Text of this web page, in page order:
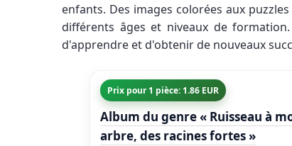
enfants. Des images colorées aux
différents âges et niveaux de
d'apprendre et d'obtenir de nouveaux
Prix pour 1 pièce: 1.86 EUR
Album du genre « Ruisseau à
arbre, des racines fortes »